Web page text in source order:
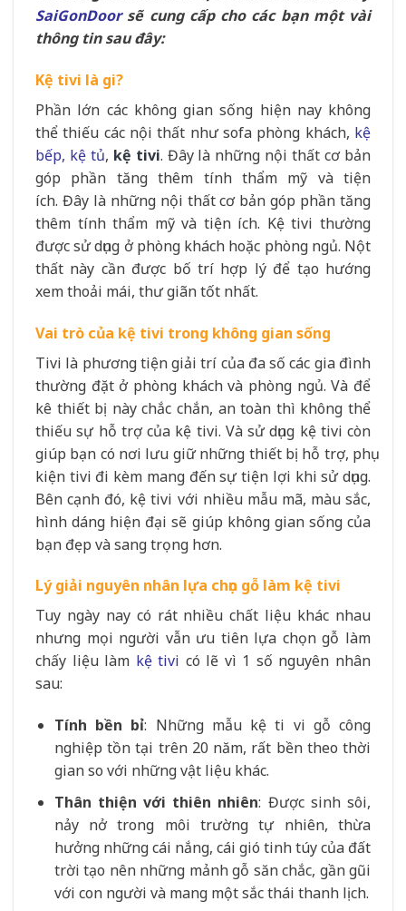
SaiGonDoor sẽ cung cấp cho các bạn một vài
thông tin sau đây:
Kệ tivi là gi?
Phần lớn các không gian sống hiện nay không
thể thiếu các nội thất như sofa phòng khách, kệ
bếp, kệ tủ, kệ tivi. Đây là những nội thất cơ bản
góp phần tăng thêm tính thẩm mỹ và tiện
ích. Đây là những nội thất cơ bản góp phần tăng
thêm tính thẩm mỹ và tiện ích. Kệ tivi thường
được sử dụng ở phòng khách hoặc phòng ngủ. Nột
thất này cần được bố trí hợp lý để tạo hướng
xem thoải mái, thư giãn tốt nhất.
Vai trò của kệ tivi trong không gian sống
Tivi là phương tiện giải trí của đa số các gia đình
thường đặt ở phòng khách và phòng ngủ. Và để
kê thiết bị này chắc chắn, an toàn thì không thể
thiếu sự hỗ trợ của kệ tivi. Và sử dụng kệ tivi còn
giúp bạn có nơi lưu giữ những thiết bị hỗ trợ, phụ
kiện tivi đi kèm mang đến sự tiện lợi khi sử dụng.
Bên cạnh đó, kệ tivi với nhiều mẫu mã, màu sắc,
hình dáng hiện đại sẽ giúp không gian sống của
bạn đẹp và sang trọng hơn.
Lý giải nguyên nhân lựa chọn gỗ làm kệ tivi
Tuy ngày nay có rát nhiều chất liệu khác nhau
nhưng mọi người vẫn ưu tiên lựa chọn gỗ làm
chấy liệu làm kệ tivi có lẽ vì 1 số nguyên nhân
sau:
Tính bền bỉ: Những mẫu kệ ti vi gỗ công
nghiệp tồn tại trên 20 năm, rất bền theo thời
gian so với những vật liệu khác.
Thân thiện với thiên nhiên: Được sinh sôi,
nảy nở trong môi trường tự nhiên, thừa
hưởng những cái nắng, cái gió tinh túy của đất
trời tạo nên những mảnh gỗ săn chắc, gần gũi
với con người và mang một sắc thái thanh lịch.